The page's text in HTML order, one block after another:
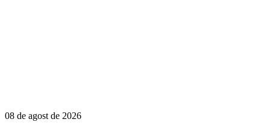
08 de agost de 2026